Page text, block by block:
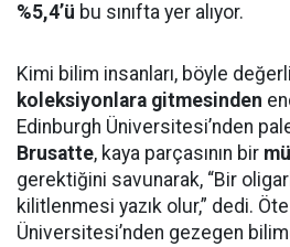
%5,4’ü bu sınıfta yer alıyor.
Kimi bilim insanları, böyle
koleksiyonlara gitmesinden
Edinburgh Üniversitesi’nden
Brusatte, kaya parçasının bir
gerektiğini savunarak, “Bir
kilitlenmesi yazık olur,” dedi.
Üniversitesi’nden gezegen